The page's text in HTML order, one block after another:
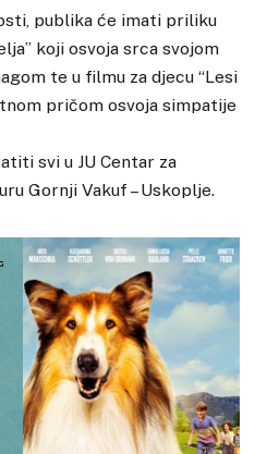
publika će imati priliku
koji osvoja srca svojom
te u filmu za djecu “Lesi
pričom osvoja simpatije
svi u JU Centar za
Gornji Vakuf – Uskoplje.